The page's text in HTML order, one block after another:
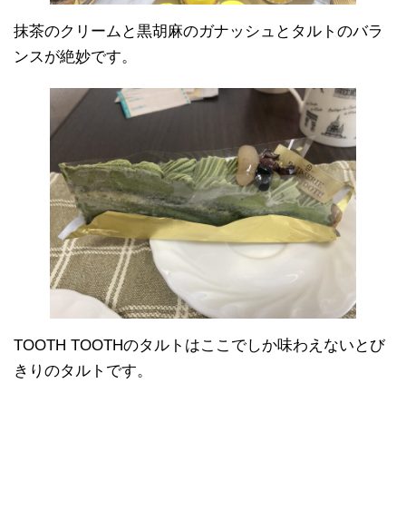
抹茶のクリームと黒胡麻のガナッシュとタルトのバラ
ンスが絶妙です。
TOOTH TOOTHのタルトはここでしか味わえないとび
きりのタルトです。